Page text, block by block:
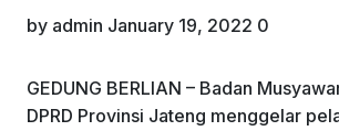
by admin January 19, 2022 0
GEDUNG BERLIAN – Badan
DPRD Provinsi Jateng menggelar